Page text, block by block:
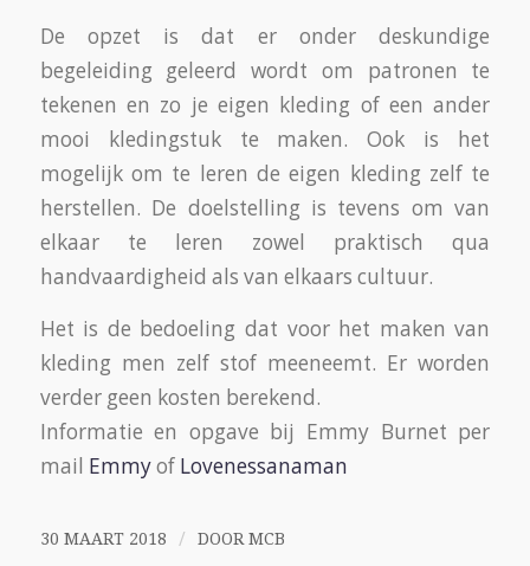
De opzet is dat er onder deskundige
begeleiding geleerd wordt om patronen te
tekenen en zo je eigen kleding of een ander
mooi kledingstuk te maken. Ook is het
mogelijk om te leren de eigen kleding zelf te
herstellen. De doelstelling is tevens om van
elkaar te leren zowel praktisch qua
handvaardigheid als van elkaars cultuur.
Het is de bedoeling dat voor het maken van
kleding men zelf stof meeneemt. Er worden
verder geen kosten berekend.
Informatie en opgave bij Emmy Burnet per
mail Emmyof Lovenessanaman
30 MAART 2018 / DOOR MCB